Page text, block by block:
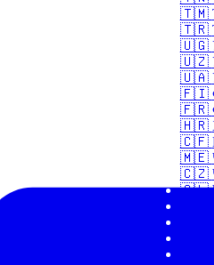
🇹🇲
🇹🇷
🇺🇬
🇺🇿
🇺🇦
🇫🇮
🇫🇷
🇭🇷
🇨🇫
🇲🇪
🇨🇿
🇨🇱